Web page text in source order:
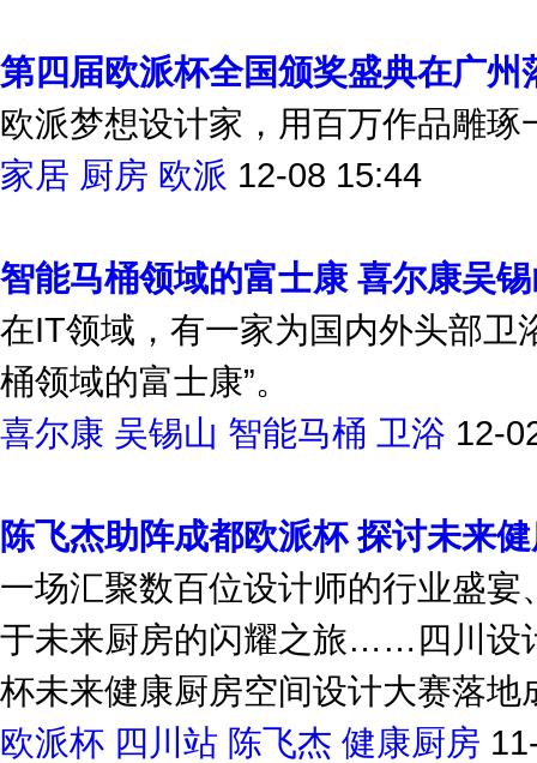
第四届欧派杯全国颁奖盛典在广州
欧派梦想设计家，用百万作品雕琢
家居 厨房 欧派 12-08 15:44
智能马桶领域的富士康 喜尔康吴
在IT领域，有一家为国内外头部卫
桶领域的富士康”。
喜尔康 吴锡山 智能马桶 卫浴 12-
陈飞杰助阵成都欧派杯 探讨未来
一场汇聚数百位设计师的行业盛
于未来厨房的闪耀之旅……四川设
杯未来健康厨房空间设计大赛落地
欧派杯 四川站 陈飞杰 健康厨房